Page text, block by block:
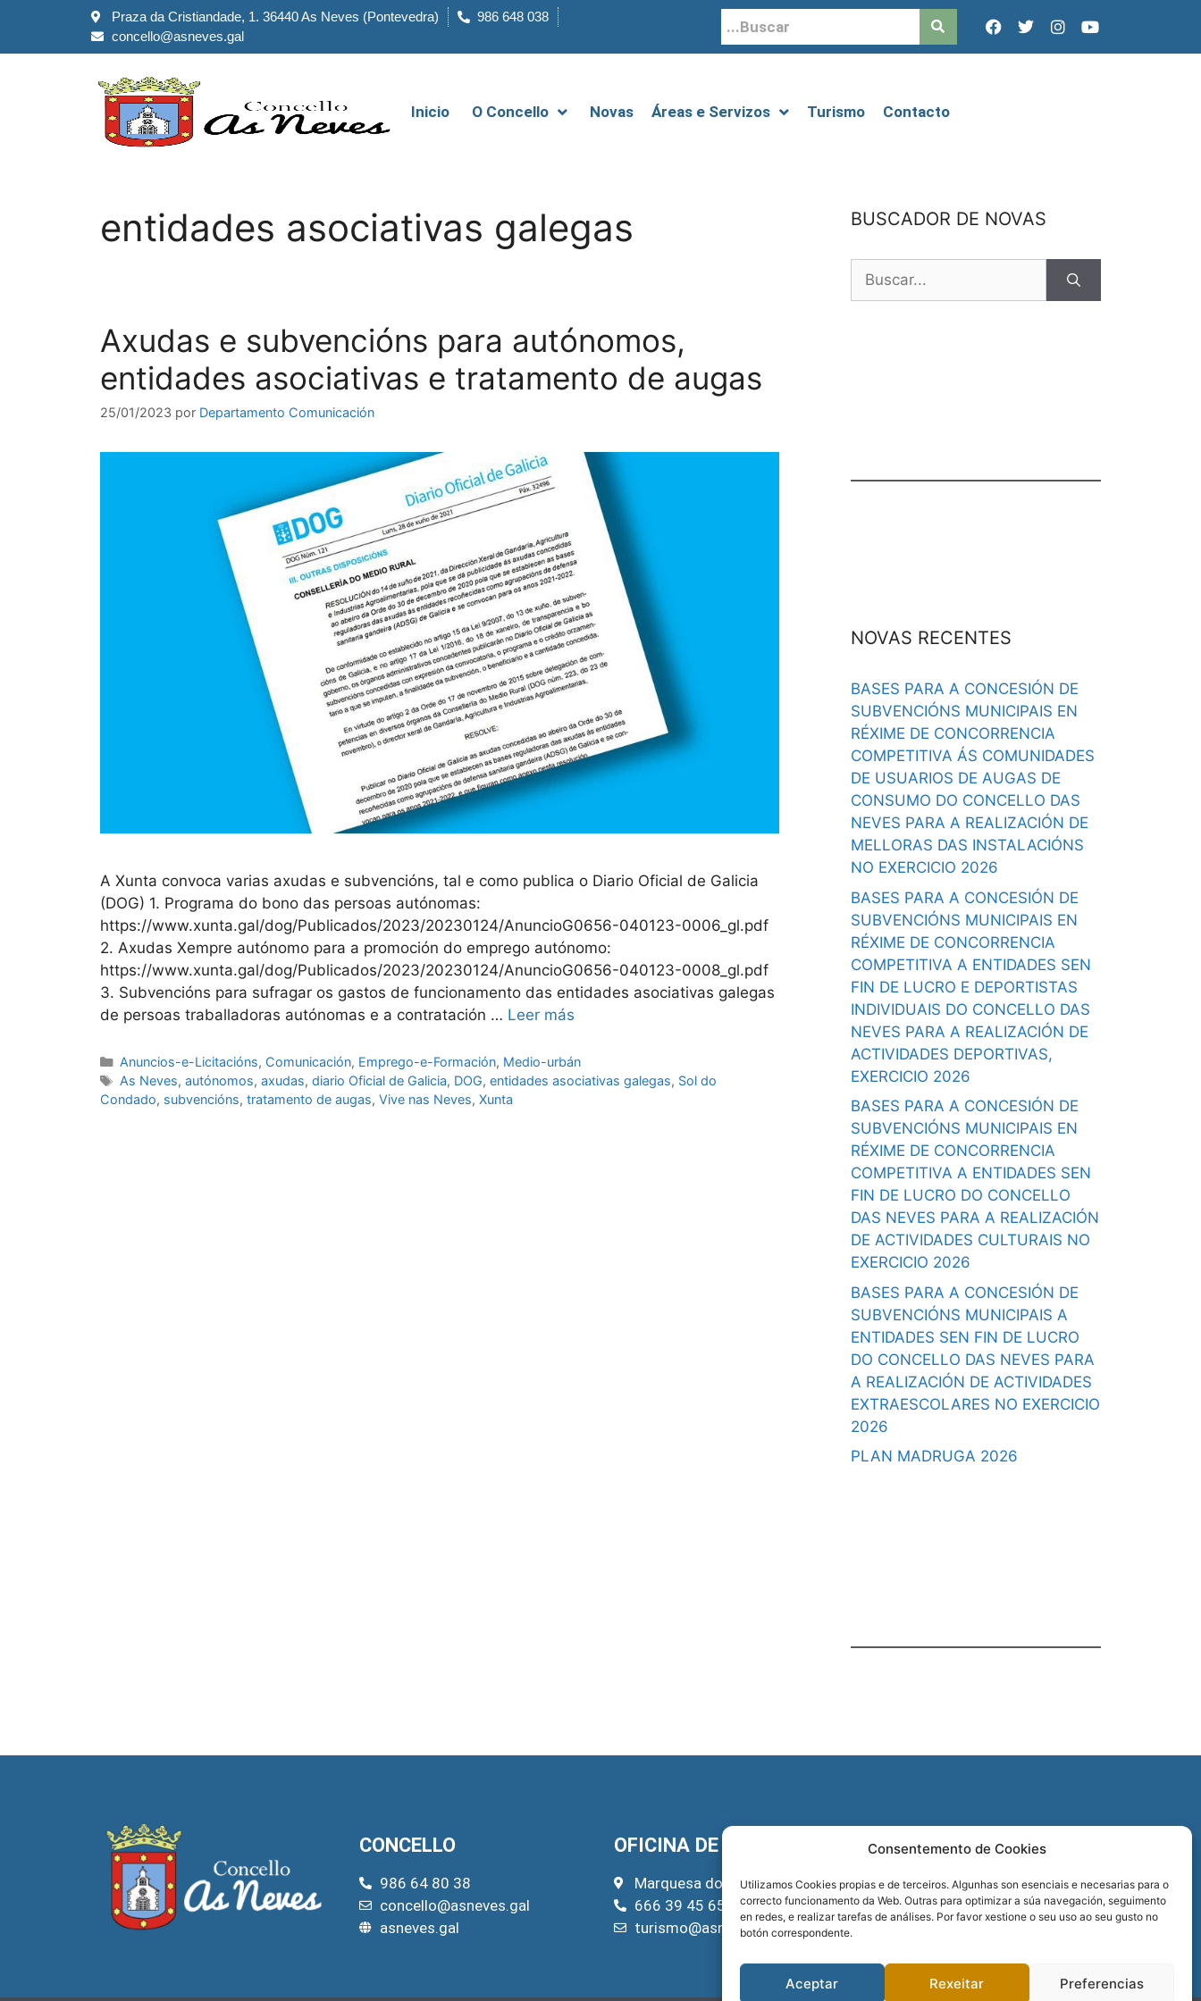
Consentemento de Cookies
Utilizamos Cookies propias e de terceiros. Algunhas son esenciais e necesarias para o
correcto funcionamento da Web. Outras para optimizar a súa navegación, seguimento
en redes, e realizar tarefas de análises. Por favor xestione o seu uso ao seu gusto no
botón correspondente.
Aceptar Rexeitar Preferencias
Praza da Cristiandade, 1. 36440 As Neves (Pontevedra)
986 648 038
concello@asneves.gal
Inicio O Concello Novas Áreas e Servizos Turismo Contacto
entidades asociativas galegas
Axudas e subvencións para autónomos,
entidades asociativas e tratamento de augas
25/01/2023 por Departamento Comunicación
A Xunta convoca varias axudas e subvencións, tal e como publica o Diario Oficial de Galicia
(DOG) 1. Programa do bono das persoas autónomas:
https://www.xunta.gal/dog/Publicados/2023/20230124/AnuncioG0656-040123-0006_gl.pdf
2. Axudas Xempre autónomo para a promoción do emprego autónomo:
https://www.xunta.gal/dog/Publicados/2023/20230124/AnuncioG0656-040123-0008_gl.pdf
3. Subvencións para sufragar os gastos de funcionamento das entidades asociativas galegas
de persoas traballadoras autónomas e a contratación … Leer más
Anuncios-e-Licitacións, Comunicación, Emprego-e-Formación, Medio-urbán
As Neves, autónomos, axudas, diario Oficial de Galicia, DOG, entidades asociativas galegas, Sol do
Condado, subvencións, tratamento de augas, Vive nas Neves, Xunta
BUSCADOR DE NOVAS
NOVAS RECENTES
BASES PARA A CONCESIÓN DE
SUBVENCIÓNS MUNICIPAIS EN
RÉXIME DE CONCORRENCIA
COMPETITIVA ÁS COMUNIDADES
DE USUARIOS DE AUGAS DE
CONSUMO DO CONCELLO DAS
NEVES PARA A REALIZACIÓN DE
MELLORAS DAS INSTALACIÓNS
NO EXERCICIO 2026
BASES PARA A CONCESIÓN DE
SUBVENCIÓNS MUNICIPAIS EN
RÉXIME DE CONCORRENCIA
COMPETITIVA A ENTIDADES SEN
FIN DE LUCRO E DEPORTISTAS
INDIVIDUAIS DO CONCELLO DAS
NEVES PARA A REALIZACIÓN DE
ACTIVIDADES DEPORTIVAS,
EXERCICIO 2026
BASES PARA A CONCESIÓN DE
SUBVENCIÓNS MUNICIPAIS EN
RÉXIME DE CONCORRENCIA
COMPETITIVA A ENTIDADES SEN
FIN DE LUCRO DO CONCELLO
DAS NEVES PARA A REALIZACIÓN
DE ACTIVIDADES CULTURAIS NO
EXERCICIO 2026
BASES PARA A CONCESIÓN DE
SUBVENCIÓNS MUNICIPAIS A
ENTIDADES SEN FIN DE LUCRO
DO CONCELLO DAS NEVES PARA
A REALIZACIÓN DE ACTIVIDADES
EXTRAESCOLARES NO EXERCICIO
2026
PLAN MADRUGA 2026
CONCELLO
986 64 80 38
concello@asneves.gal
asneves.gal
OFICINA DE TURISMO
Marquesa do Pazo, 22
666 39 45 65
turismo@asneves.gal
REDES SOCIAIS